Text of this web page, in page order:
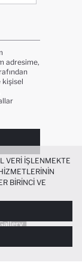
adresime,
VERI IŞLENMEKTE
BIRINCI VE
KILINMASI VE
SIZLERE
AMAÇLARIYLA
TERCIHLERINIZI
YÖNETEBILIR,